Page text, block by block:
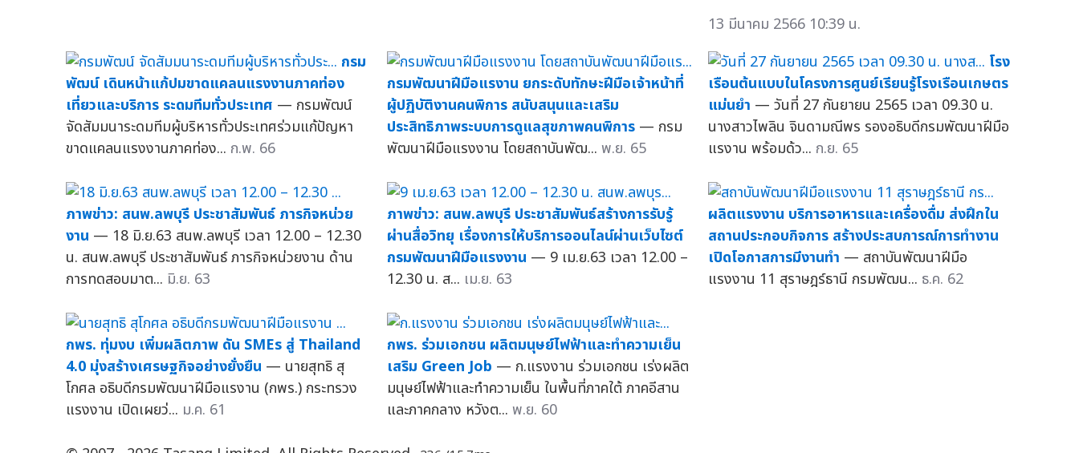
13 มีนาคม 2566 10:39 น.
กรม
พัฒน์ เดินหน้าแก้ปมขาดแคลนแรงงานภาคท่อง
เที่ยวและบริการ ระดมทีมทั่วประเทศ — กรมพัฒน์
จัดสัมมนาระดมทีมผู้บริหารทั่วประเทศร่วมแก้ปัญหา
ขาดแคลนแรงงานภาคท่อง... ก.พ. 66
กรมพัฒนาฝีมือแรงาน ยกระดับทักษะฝีมือเจ้าหน้าที่
ผู้ปฏิบัติงานคนพิการ สนับสนุนและเสริม
ประสิทธิภาพระบบการดูแลสุขภาพคนพิการ — กรม
พัฒนาฝีมือแรงงาน โดยสถาบันพัฒ... พ.ย. 65
โรง
เรือนต้นแบบในโครงการศูนย์เรียนรู้โรงเรือนเกษตร
แม่นยำ — วันที่ 27 กันยายน 2565 เวลา 09.30 น.
นางสาวไพลิน จินดามณีพร รองอธิบดีกรมพัฒนาฝีมือ
แรงาน พร้อมด้ว... ก.ย. 65
ภาพข่าว: สนพ.ลพบุรี ประชาสัมพันธ์ ภารกิจหน่วย
งาน — 18 มิ.ย.63 สนพ.ลพบุรี เวลา 12.00 – 12.30
น. สนพ.ลพบุรี ประชาสัมพันธ์ ภารกิจหน่วยงาน ด้าน
การทดสอบมาต... มิ.ย. 63
ภาพข่าว: สนพ.ลพบุรี ประชาสัมพันธ์สร้างการรับรู้
ผ่านสื่อวิทยุ เรื่องการให้บริการออนไลน์ผ่านเว็บไซต์
กรมพัฒนาฝีมือแรงงาน — 9 เม.ย.63 เวลา 12.00 –
12.30 น. ส... เม.ย. 63
ผลิตแรงงาน บริการอาหารและเครื่องดื่ม ส่งฝึกใน
สถานประกอบกิจการ สร้างประสบการณ์การทำงาน
เปิดโอกาสการมีงานทำ — สถาบันพัฒนาฝีมือ
แรงงาน 11 สุราษฎร์ธานี กรมพัฒน... ธ.ค. 62
กพร. ทุ่มงบ เพิ่มผลิตภาพ ดัน SMEs สู่ Thailand
4.0 มุ่งสร้างเศรษฐกิจอย่างยั่งยืน — นายสุทธิ สุ
โกศล อธิบดีกรมพัฒนาฝีมือแรงาน (กพร.) กระทรวง
แรงงาน เปิดเผยว่... ม.ค. 61
กพร. ร่วมเอกชน ผลิตมนุษย์ไฟฟ้าและทำความเย็น
เสริม Green Job — ก.แรงงาน ร่วมเอกชน เร่งผลิต
มนุษย์ไฟฟ้าและทำความเย็น ในพื้นที่ภาคใต้ ภาคอีสาน
และภาคกลาง หวังต... พ.ย. 60